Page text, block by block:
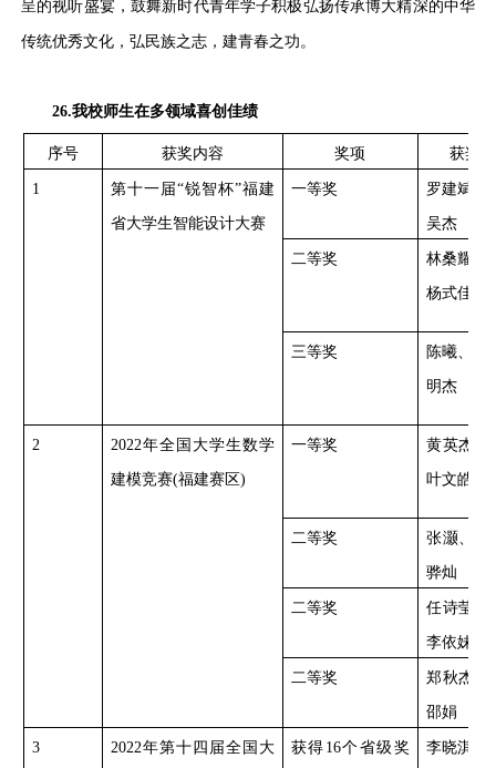
呈的视听盛宴，鼓舞新时代青年学子积极弘扬传承博大精深的中华
传统优秀文化，弘民族之志，建青春之功。
26.我校师生在多领域喜创佳绩
序号 获奖内容 奖项 获奖人
1 第十一届“锐智杯”福建
省大学生智能设计大赛
一等奖 罗建斌、
吴杰
二等奖 林桑耀、
杨式佳
三等奖 陈曦、林
明杰
2 2022年全国大学生数学
建模竞赛(福建赛区)
一等奖 黄英杰、
叶文皓
二等奖 张灏、程
骅灿
二等奖 任诗莹、
李依妹
二等奖 郑秋杰、
邵娟
3 2022年第十四届全国大 获得 16个省级奖
李晓淇等